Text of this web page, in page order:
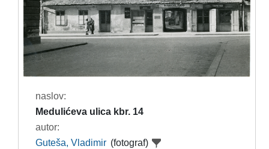
naslov:
Medulićeva ulica kbr. 14
autor:
Guteša, Vladimir (fotograf)